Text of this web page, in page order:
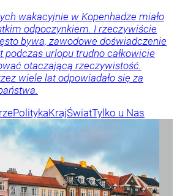
wakacyjnie w Kopenhadze miało
odpoczynkiem. I rzeczywiście
bywa, zawodowe doświadczenie
podczas urlopu trudno całkowicie
otaczającą rzeczywistość.
wiele lat odpowiadało się za
PolitykaKrajŚwiatTylko u Nas